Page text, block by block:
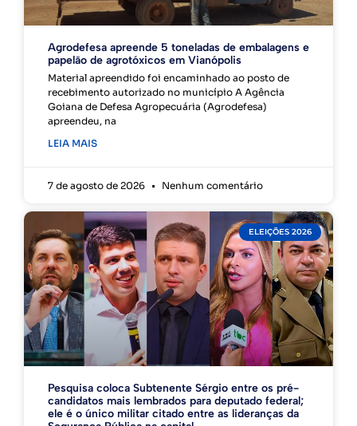
Agrodefesa apreende 5 toneladas de embalagens e
papelão de agrotóxicos em Vianópolis
Material apreendido foi encaminhado ao posto de
recebimento autorizado no município A Agência
Goiana de Defesa Agropecuária (Agrodefesa)
apreendeu, na
LEIA MAIS
7 de agosto de 2026 Nenhum comentário
ELEIÇÕES 2026
Pesquisa coloca Subtenente Sérgio entre os pré-
candidatos mais lembrados para deputado federal;
ele é o único militar citado entre as lideranças da